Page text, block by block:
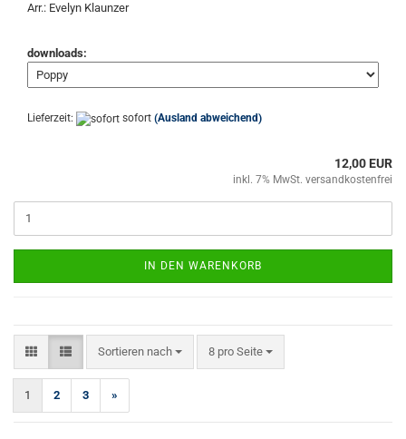
Arr.: Evelyn Klaunzer
downloads:
Lieferzeit: sofort (Ausland abweichend)
12,00 EUR
inkl. 7% MwSt. versandkostenfrei
IN DEN WARENKORB
Sortieren nach
Sortieren nach 8 pro Seite
pro Seite
1 2 3 »